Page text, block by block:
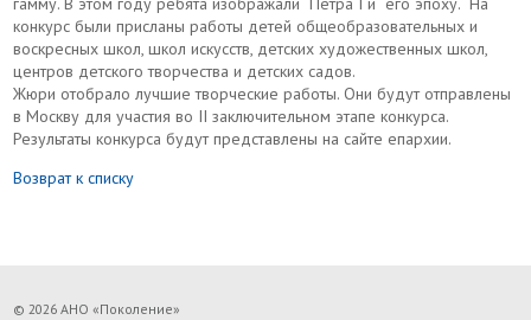
конкурс были присланы работы детей общеобразовательных и
воскресных школ, школ искусств, детских художественных школ,
центров детского творчества и детских садов.
Жюри отобрало лучшие творческие работы. Они будут отправлены
в Москву для участия во II заключительном этапе конкурса.
Результаты конкурса будут представлены на сайте епархии.
Возврат к списку
© 2026 АНО «Поколение»